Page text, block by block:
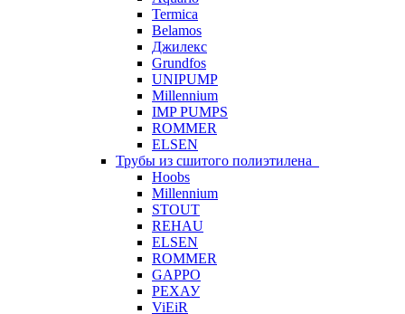
Termica
Belamos
Джилекс
Grundfos
UNIPUMP
Millennium
IMP PUMPS
ROMMER
ELSEN
Трубы из сшитого полиэтилена
Hoobs
Millennium
STOUT
REHAU
ELSEN
ROMMER
GAPPO
РЕХАУ
ViEiR